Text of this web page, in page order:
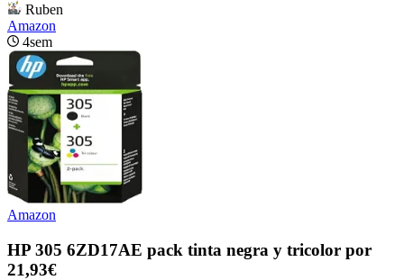
Ruben
Amazon
4sem
Amazon
HP 305 6ZD17AE pack tinta negra y tricolor por
21,93€